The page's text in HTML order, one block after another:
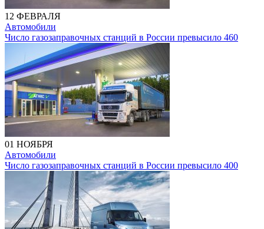
12 ФЕВРАЛЯ
Автомобили
Число газозаправочных станций в России превысило 460
01 НОЯБРЯ
Автомобили
Число газозаправочных станций в России превысило 400